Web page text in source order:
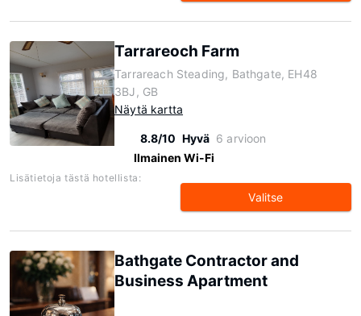
Tarrareoch Farm
Tarrareach Steading, Bathgate, EH48
3BJ, GB
Näytä kartta
8.8/10 Hyvä 6 arvioon
Ilmainen Wi-Fi
Lisätietoja tästä hotellista:
Valitse
Bathgate Contractor and
Business Apartment